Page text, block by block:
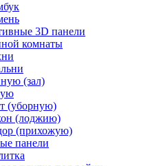
3D панели
комнаты
(зал)
(уборную)
(лоджию)
(прихожую)
панели